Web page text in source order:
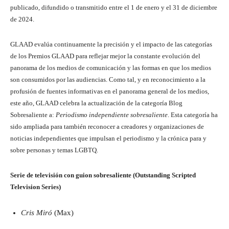
publicado, difundido o transmitido entre el 1 de enero y el 31 de diciembre
de 2024.
GLAAD evalúa continuamente la precisión y el impacto de las categorías
de los Premios GLAAD para reflejar mejor la constante evolución del
panorama de los medios de comunicación y las formas en que los medios
son consumidos por las audiencias. Como tal, y en reconocimiento a la
profusión de fuentes informativas en el panorama general de los medios,
este año, GLAAD celebra la actualización de la categoría Blog
Sobresaliente a: Periodismo independiente sobresaliente . Esta categoría ha
sido ampliada para también reconocer a creadores y organizaciones de
noticias independientes que impulsan el periodismo y la crónica para y
sobre personas y temas LGBTQ.
Serie de televisión con guion sobresaliente (Outstanding Scripted
Television Series)
Cris Miró (Max)